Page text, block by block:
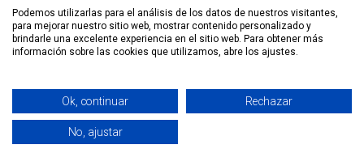
Inicio
Politica de Privacidad
Servicios
Contáctenos
Podemos utilizarlas para el análisis de los datos de nuestros visitantes,
para mejorar nuestro sitio web, mostrar contenido personalizado y
brindarle una excelente experiencia en el sitio web. Para obtener más
información sobre las cookies que utilizamos, abre los ajustes.
Ok, continuar Rechazar
No, ajustar